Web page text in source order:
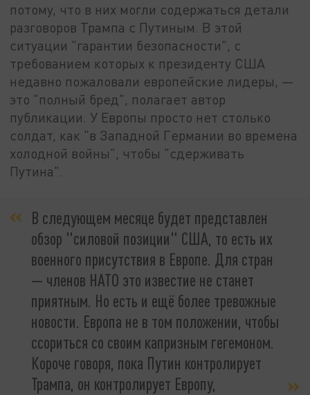
потому, что в них могли содержаться детали
разговоров Трампа с Путиным. В этой
ситуации "гарантии безопасности", с
требованием которых к президенту США
недавно пожаловали европейские лидеры, —
это "полный бред", полагает автор
публикации. У Европы просто нет столько
солдат, как "в Западной Германии во времена
холодной войны", чтобы "сдерживать
Путина".
В следующем месяце будет представлен
обзор "силовой позиции" США, то есть их
военного присутствия в Европе. Для стран
— членов НАТО это известие не станет
приятным. Но есть и ещё более тревожные
новости. Европа не в том положении, чтобы
ссориться со своим капризным гегемоном.
Короче говоря, пока Путин контролирует
Трампа, он контролирует Европу,